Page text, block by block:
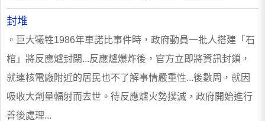
封堆
。巨大犧牲1986年車諾比事件時，政府動員一批人搭建「石
棺」將反應爐封閉...反應爐爆炸後，官方立即將資訊封鎖，
就連核電廠附近的居民也不了解事情嚴重性...後數周，就因
吸收大劑量輻射而去世。待反應爐火勢撲滅，政府開始進行
善後處理...